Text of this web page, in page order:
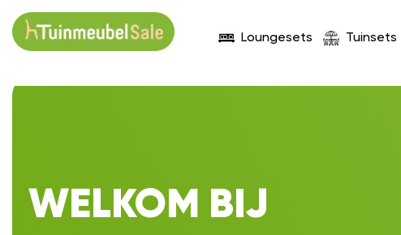
Loungesets Tuinsets
WELKOM BIJ